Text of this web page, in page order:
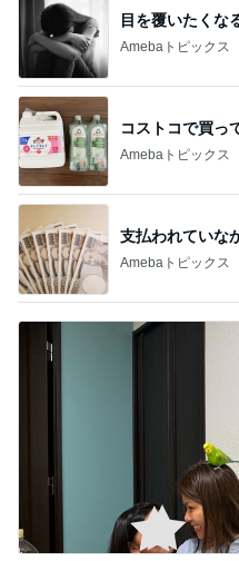
目を覆いたくな
Amebaトピックス
コストコで買っ
Amebaトピックス
支払われていな
Amebaトピックス